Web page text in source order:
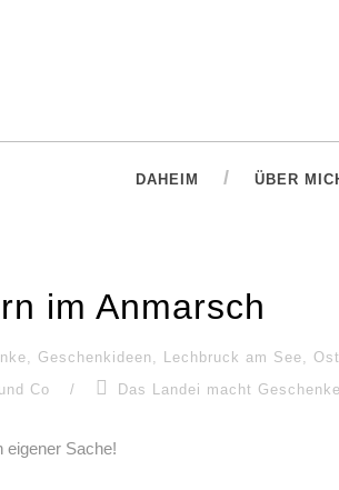
DAHEIM ÜBER
im Anmarsch
, Geschenkideen, Lechbruck am See,
Co
/ Das Landei macht Geschenke
eigener Sache!